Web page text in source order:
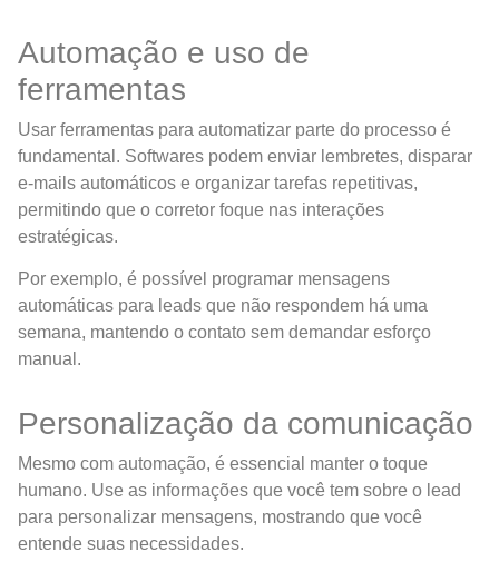
Automação e uso de
ferramentas
Usar ferramentas para automatizar parte do processo é
fundamental. Softwares podem enviar lembretes, disparar
e-mails automáticos e organizar tarefas repetitivas,
permitindo que o corretor foque nas interações
estratégicas.
Por exemplo, é possível programar mensagens
automáticas para leads que não respondem há uma
semana, mantendo o contato sem demandar esforço
manual.
Personalização da comunicação
Mesmo com automação, é essencial manter o toque
humano. Use as informações que você tem sobre o lead
para personalizar mensagens, mostrando que você
entende suas necessidades.